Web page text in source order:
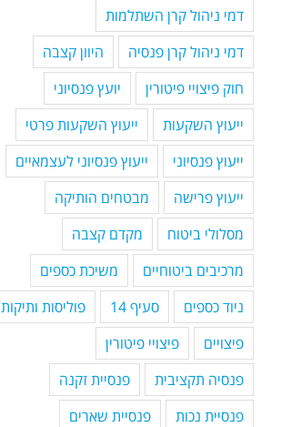
דמי ניהול קרן השתלמות
דמי ניהול קרן פנסיה
היוון קצבה
חוק פיצויי פיטורין
יועץ פנסיוני
ייעוץ השקעות
ייעוץ השקעות פרטי
ייעוץ פנסיוני
ייעוץ פנסיוני לעצמאיים
ייעוץ פרישה
מבטחים הותיקה
מסלולי ביטוח
מקדם קצבה
מרכיבים ביטוחיים
משיכת כספים
ניוד כספים
סעיף 14
פוליסות ותיקות
פיצויים
פיצויי פיטורין
פנסיה תקציבית
פנסיית זקנה
פנסיית נכות
פנסיית שארים